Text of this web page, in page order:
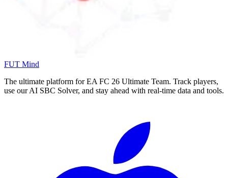
FUT Mind
The ultimate platform for EA FC 26 Ultimate Team. Track players,
use our AI SBC Solver, and stay ahead with real-time data and tools.